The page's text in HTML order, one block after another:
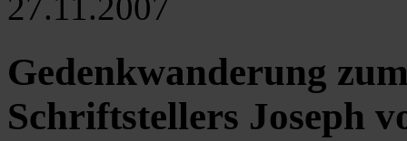
Gedenkwanderung
Schriftstellers Joseph